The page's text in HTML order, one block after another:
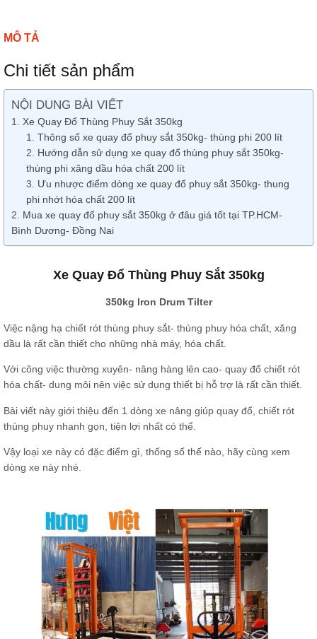
MÔ TẢ
Chi tiết sản phẩm
NỘI DUNG BÀI VIẾT
Xe Quay Đổ Thùng Phuy Sắt 350kg
Thông số xe quay đổ phuy sắt 350kg- thùng phi 200 lít
Hướng dẫn sử dụng xe quay đổ thùng phuy sắt 350kg-
thùng phi xăng dầu hóa chất 200 lít
Ưu nhược điểm dòng xe quay đổ phuy sắt 350kg- thung
phi nhớt hóa chất 200 lít
Mua xe quay đổ phuy sắt 350kg ở đâu giá tốt tại TP.HCM-
Bình Dương- Đồng Nai
Xe Quay Đổ Thùng Phuy Sắt 350kg
350kg Iron Drum Tilter
Việc nậng hạ chiết rót thùng phuy sắt- thùng phuy hóa chất, xăng
dầu là rất cần thiết cho những nhà máy, hóa chất.
Với công việc thường xuyên- nâng hàng lên cao- quay đổ chiết rót
hóa chất- dung môi nên việc sử dụng thiết bị hỗ trợ là rất cần thiết.
Bài viết này giới thiệu đến 1 dòng xe nâng giúp quay đổ, chiết rót
thùng phuy nhanh gọn, tiện lợi nhất có thể.
Vậy loại xe này có đặc điểm gì, thống số thế nào, hãy cùng xem
dòng xe này nhé.